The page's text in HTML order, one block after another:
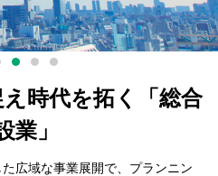
時代を拓く「総合
業」
広域な事業展開で、プランニン